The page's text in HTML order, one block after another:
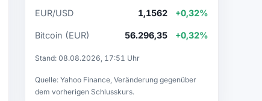
EUR/USD 1,1562 +0,32%
Bitcoin (EUR) 56.296,35 +0,32%
Stand: 08.08.2026, 17:51 Uhr
Quelle: Yahoo Finance, Veränderung gegenüber
dem vorherigen Schlusskurs.